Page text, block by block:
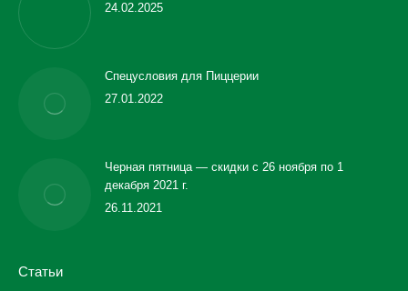
24.02.2025
Спецусловия для Пиццерии
27.01.2022
Черная пятница — скидки с 26 ноября по 1
декабря 2021 г.
26.11.2021
Статьи